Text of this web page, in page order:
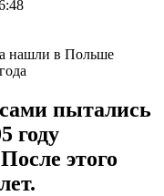
пытались
году
этого